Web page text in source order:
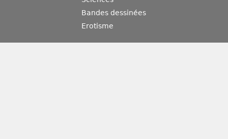
Bandes dessinées
Erotisme